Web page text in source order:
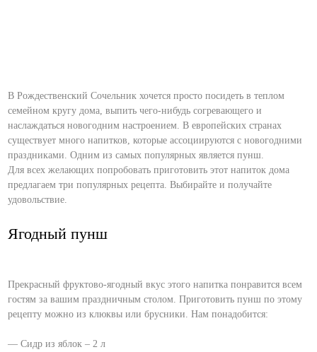
В Рождественский Сочельник хочется просто посидеть в теплом
семейном кругу дома, выпить чего-нибудь согревающего и
наслаждаться новогодним настроением. В европейских странах
существует много напитков, которые ассоциируются с новогодними
праздниками. Одним из самых популярных является пунш.
Для всех желающих попробовать приготовить этот напиток дома
предлагаем три популярных рецепта. Выбирайте и получайте
удовольствие.
Ягодный пунш
Прекрасный фруктово-ягодный вкус этого напитка понравится всем
гостям за вашим праздничным столом. Приготовить пунш по этому
рецепту можно из клюквы или брусники. Нам понадобится:
— Сидр из яблок – 2 л